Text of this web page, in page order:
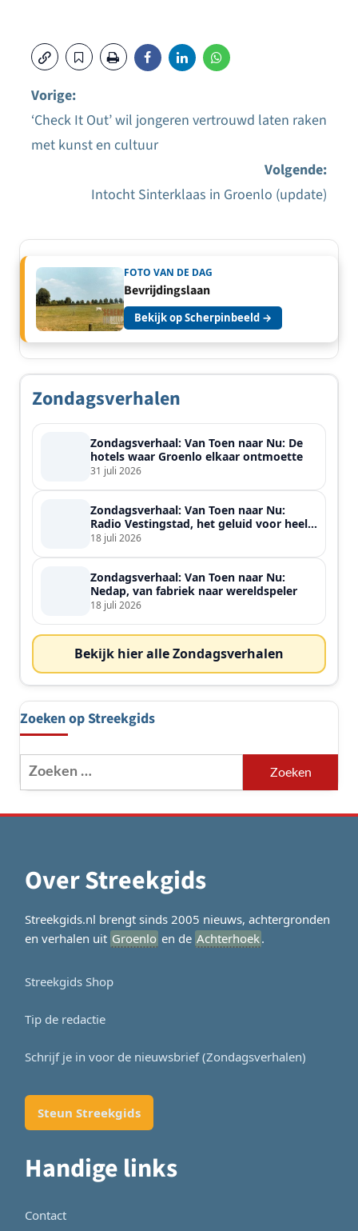
Bericht
Vorige:
‘Check It Out’ wil jongeren vertrouwd laten raken
met kunst en cultuur
Volgende:
Intocht Sinterklaas in Groenlo (update)
FOTO VAN DE DAG
Bevrijdingslaan
Bekijk op Scherpinbeeld →
Zondagsverhalen
Zondagsverhaal: Van Toen naar Nu: De
hotels waar Groenlo elkaar ontmoette
31 juli 2026
Zondagsverhaal: Van Toen naar Nu:
Radio Vestingstad, het geluid voor heel
de streek
18 juli 2026
Zondagsverhaal: Van Toen naar Nu:
Nedap, van fabriek naar wereldspeler
18 juli 2026
Bekijk hier alle Zondagsverhalen
Zoeken op Streekgids
Zoeken
naar:
Over Streekgids
Streekgids.nl brengt sinds 2005 nieuws, achtergronden
en verhalen uit Groenlo en de Achterhoek.
Streekgids Shop
Tip de redactie
Schrijf je in voor de nieuwsbrief (Zondagsverhalen)
Steun Streekgids
Handige links
Contact